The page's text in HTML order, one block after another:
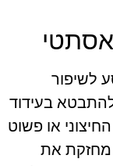
לשיפור
בעידוד
או פשוט
מחזקת את